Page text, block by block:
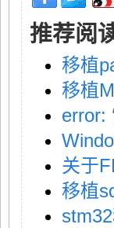
推荐阅
移植
移植
error:
关于
移植